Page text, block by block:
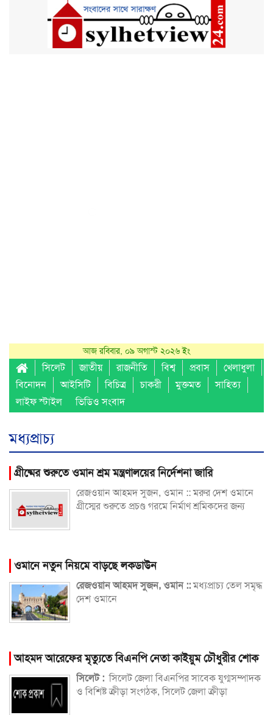
আজ রবিবার, ০৯ অগাস্ট ২০২৬ ইং
সিলেট জাতীয় রাজনীতি বিশ্ব প্রবাস
খেলাধুলা
বিনোদন
আইসিটি বিচিত্র চাকরী মুক্তমত
সাহিত্য
লাইফ স্টাইল
ভিডিও সংবাদ
মধ্যপ্রাচ্য
গ্রীষ্মের শুরুতে ওমান শ্রম মন্ত্রণালয়ের নির্দেশনা জারি
রেজওয়ান আহমদ সুজন, ওমান :: মরুর দেশ ওমানে
গ্রীস্মের শুরুতে প্রচণ্ড গরমে নির্মাণ শ্রমিকদের জন্য
ওমানে নতুন নিয়মে বাড়ছে লকডাউন
রেজওয়ান আহমদ সুজন, ওমান ::মধ্যপ্রাচ্য তেল সমৃদ্ধ
দেশ ওমানে
আহমদ আরেফের মৃত্যুতে বিএনপি নেতা কাইয়ুম চৌধুরীর শোক
সিলেট :সিলেট জেলা বিএনপির সাবেক যুগ্মসম্পাদক
ও বিশিষ্ট ক্রীড়া সংগঠক, সিলেট জেলা ক্রীড়া